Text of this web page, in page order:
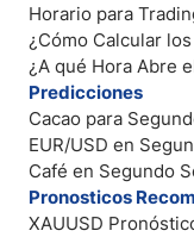
Horario para
¿Cómo Calcular
¿A qué Hora Abre
Predicciones
Cacao para
EUR/USD en
Café en Segundo
Pronosticos
XAUUSD